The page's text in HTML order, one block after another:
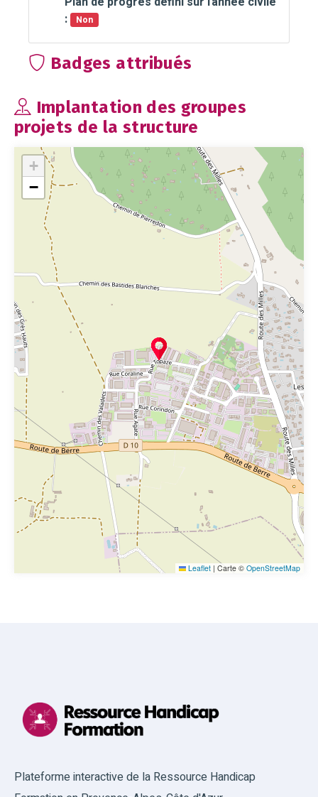
:
Non
Badges attribués
Implantation des groupes
projets de la structure
+
−
Leaflet | Carte © OpenStreetMap
Plateforme interactive de la Ressource Handicap